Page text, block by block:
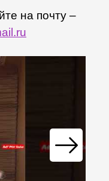
на почту –